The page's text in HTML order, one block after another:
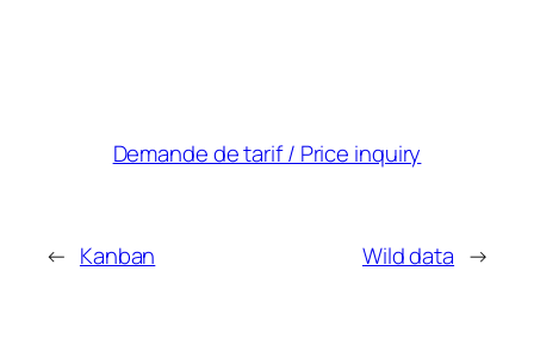
Demande de tarif / Price inquiry
← Kanban Wild data →